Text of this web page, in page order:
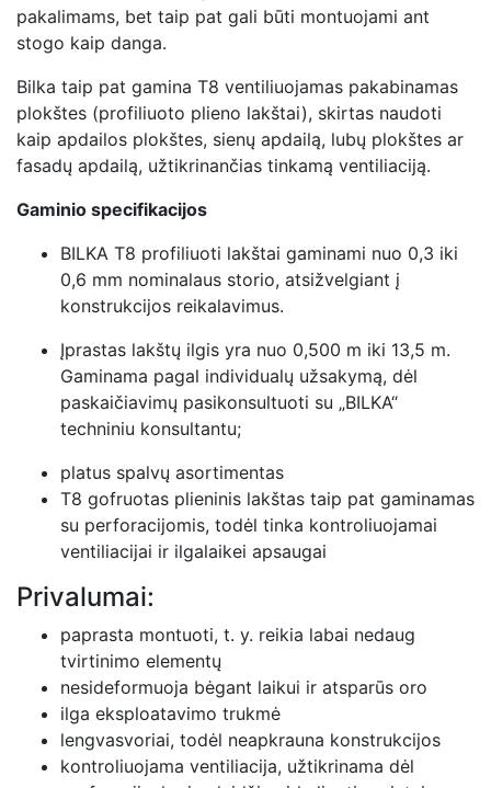
pakalimams, bet taip pat gali būti montuojami ant
stogo kaip danga.
Bilka taip pat gamina T8 ventiliuojamas pakabinamas
plokštes (profiliuoto plieno lakštai), skirtas naudoti
kaip apdailos plokštes, sienų apdailą, lubų plokštes ar
fasadų apdailą, užtikrinančias tinkamą ventiliaciją.
Gaminio specifikacijos
BILKA T8 profiliuoti lakštai gaminami nuo 0,3 iki
0,6 mm nominalaus storio, atsižvelgiant į
konstrukcijos reikalavimus.
Įprastas lakštų ilgis yra nuo 0,500 m iki 13,5 m.
Gaminama pagal individualų užsakymą, dėl
paskaičiavimų pasikonsultuoti su „BILKA“
techniniu konsultantu;
platus spalvų asortimentas
T8 gofruotas plieninis lakštas taip pat gaminamas
su perforacijomis, todėl tinka kontroliuojamai
ventiliacijai ir ilgalaikei apsaugai
Privalumai:
paprasta montuoti, t. y. reikia labai nedaug
tvirtinimo elementų
nesideformuoja bėgant laikui ir atsparūs oro
ilga eksploatavimo trukmė
lengvasvoriai, todėl neapkrauna konstrukcijos
kontroliuojama ventiliacija, užtikrinama dėl